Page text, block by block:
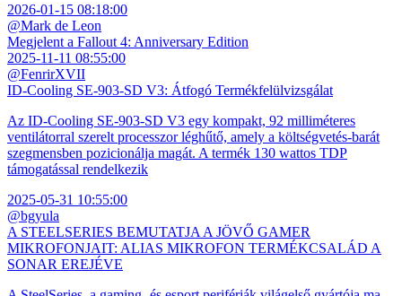
2026-01-15 08:18:00
@Mark de Leon
Megjelent a Fallout 4: Anniversary Edition
2025-11-11 08:55:00
@FenrirXVII
ID-Cooling SE-903-SD V3: Átfogó Termékfelülvizsgálat
Az ID-Cooling SE-903-SD V3 egy kompakt, 92 milliméteres
ventilátorral szerelt processzor léghűtő, amely a költségvetés-barát
szegmensben pozicionálja magát. A termék 130 wattos TDP
támogatással rendelkezik
2025-05-31 10:55:00
@bgyula
A STEELSERIES BEMUTATJA A JÖVŐ GAMER
MIKROFONJAIT: ALIAS MIKROFON TERMÉKCSALÁD A
SONAR EREJÉVE